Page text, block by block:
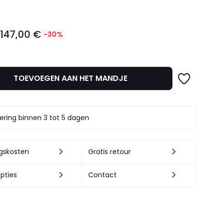
147,00 € -30%
TOEVOEGEN AAN HET MANDJE
binnen 3 tot 5 dagen
Gratis retour
Contact